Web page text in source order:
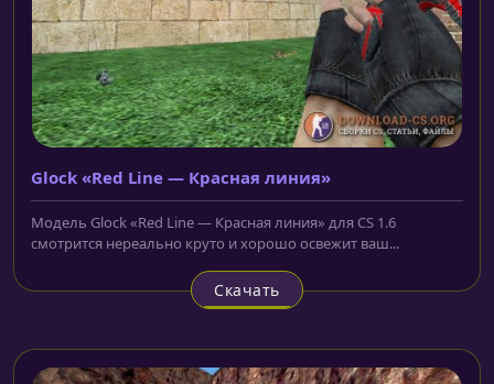
Glock «Red Line — Красная линия»
Модель Glock «Red Line — Красная линия» для CS 1.6
смотрится нереально круто и хорошо освежит ваш...
Скачать